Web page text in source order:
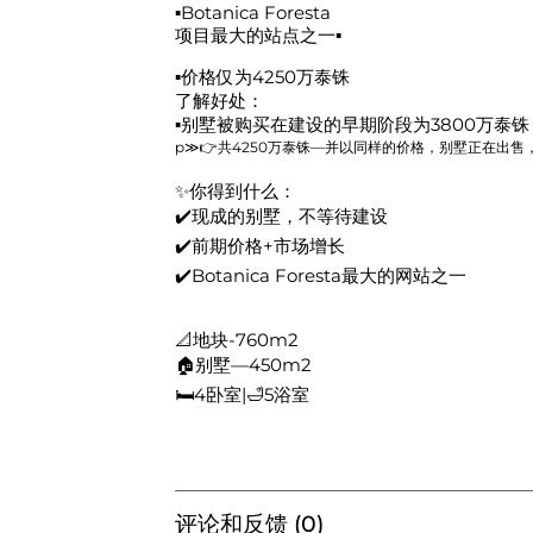
▪Botanica Foresta
项目最大的站点之一▪
▪价格仅为4250万泰铢
了解好处：
▪️别墅被购买在建设的早期阶段为3800万泰铢
p≫👉共4250万泰铢—并以同样的价格，别墅正在出售
✨你得到什么：
✔️现成的别墅，不等待建设
✔️前期价格+市场增长
✔️Botanica Foresta最大的网站之一
📐地块-760m2
🏠别墅—450m2
🛏4卧室|🛁5浴室
评论和反馈 (0)